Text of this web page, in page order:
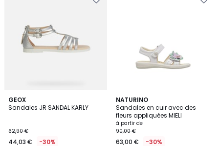
GEOX
Sandales JR SANDAL KARLY
62,90 €
44,03 € -30%
NATURINO
Sandales en cuir avec des
fleurs appliquées MIELI
à partir de
90,00 €
63,00 € -30%